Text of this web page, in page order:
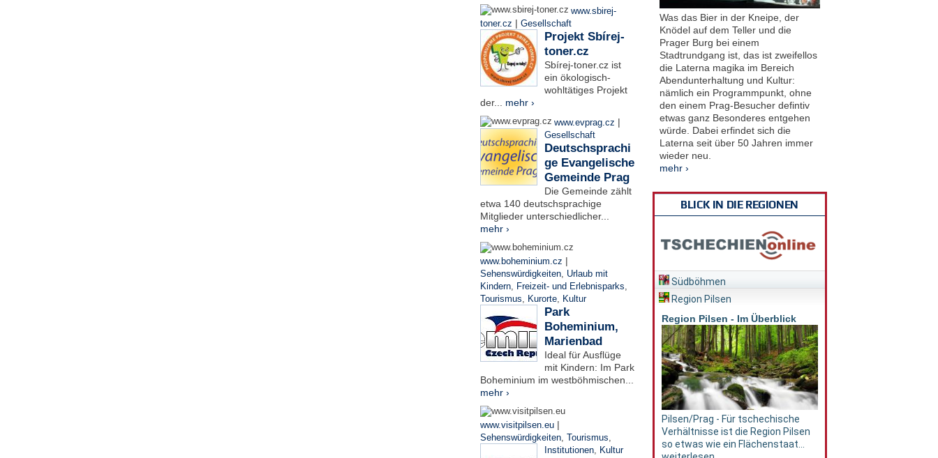
www.sbirej-
toner.cz | Gesellschaft
Projekt Sbírej-
toner.cz
Sbírej-toner.cz ist
ein ökologisch-
wohltätiges Projekt
der... mehr ›
www.evprag.cz |
Gesellschaft
Deutschsprachi
ge Evangelische
Gemeinde Prag
Die Gemeinde zählt
etwa 140 deutschsprachige
Mitglieder unterschiedlicher...
mehr ›
www.boheminium.cz |
Sehenswürdigkeiten, Urlaub mit
Kindern, Freizeit- und Erlebnisparks,
Tourismus, Kurorte, Kultur
Park
Boheminium,
Marienbad
Ideal für Ausflüge
mit Kindern: Im Park
Boheminium im westböhmischen...
mehr ›
www.visitpilsen.eu |
Sehenswürdigkeiten, Tourismus,
Institutionen, Kultur
Was das Bier in der Kneipe, der
Knödel auf dem Teller und die
Prager Burg bei einem
Stadtrundgang ist, das ist zweifellos
die Laterna magika im Bereich
Abendunterhaltung und Kultur:
nämlich ein Programmpunkt, ohne
den einem Prag-Besucher defintiv
etwas ganz Besonderes entgehen
würde. Dabei erfindet sich die
Laterna seit über 50 Jahren immer
wieder neu.
mehr ›
BLICK IN DIE REGIONEN
Südböhmen
Region Pilsen
Region Pilsen - Im Überblick
Pilsen/Prag - Für tschechische
Verhältnisse ist die Region Pilsen
so etwas wie ein Flächenstaat...